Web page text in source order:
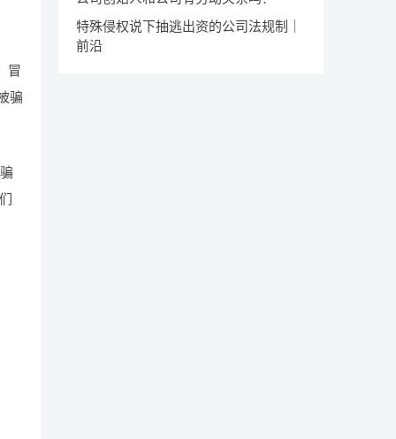
冒
骗
特殊侵权说下抽逃出资的公司法规制｜
前沿